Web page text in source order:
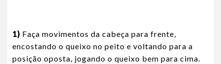
1) Faça movimentos da cabeça para frente,
encostando o queixo no peito e voltando para a
posição oposta, jogando o queixo bem para cima.